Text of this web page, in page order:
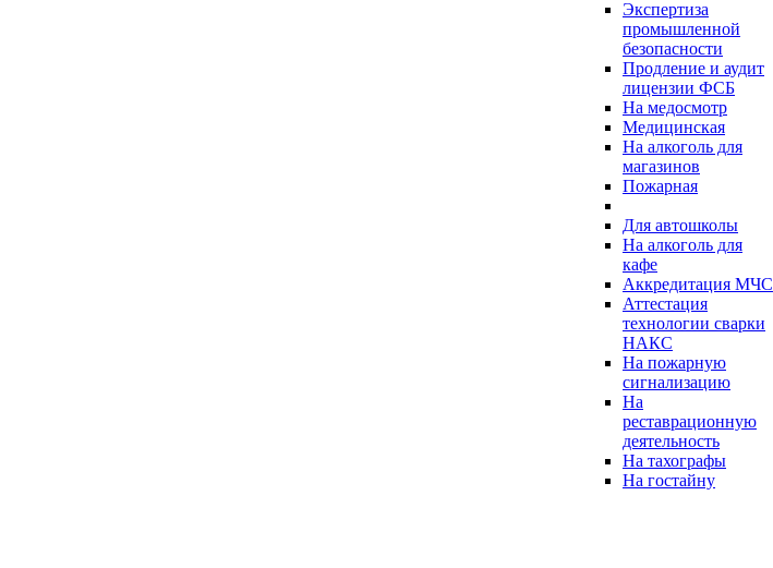
Экспертиза
промышленной
безопасности
Продление и аудит
лицензии ФСБ
На медосмотр
Медицинская
На алкоголь для
магазинов
Пожарная
Для автошколы
На алкоголь для
кафе
Аккредитация МЧС
Аттестация
технологии сварки
НАКС
На пожарную
сигнализацию
На
реставрационную
деятельность
На тахографы
На гостайну